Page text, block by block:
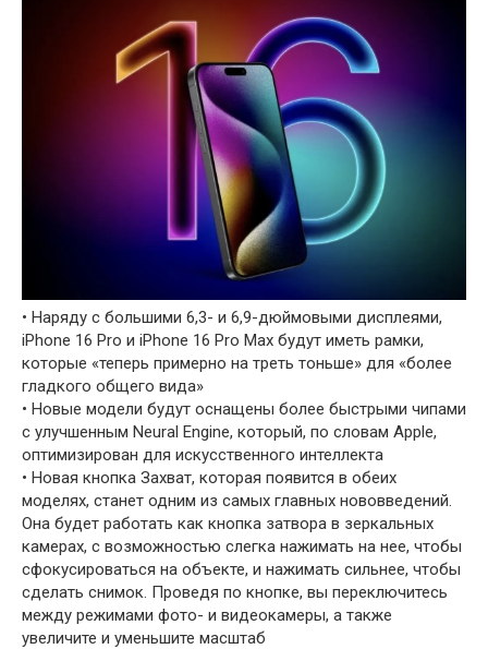
• Наряду с большими 6,3- и 6,9-дюймовыми дисплеями,
iPhone 16 Pro и iPhone 16 Pro Max будут иметь рамки,
которые «теперь примерно на треть тоньше» для «более
гладкого общего вида»
• Новые модели будут оснащены более быстрыми чипами
с улучшенным Neural Engine, который, по словам Apple,
оптимизирован для искусственного интеллекта
• Новая кнопка Захват, которая появится в обеих
моделях, станет одним из самых главных нововведений.
Она будет работать как кнопка затвора в зеркальных
камерах, с возможностью слегка нажимать на нее, чтобы
сфокусироваться на объекте, и нажимать сильнее, чтобы
сделать снимок. Проведя по кнопке, вы переключитесь
между режимами фото- и видеокамеры, а также
увеличите и уменьшите масштаб